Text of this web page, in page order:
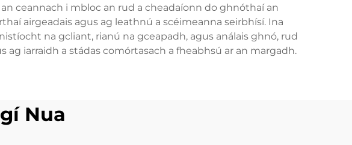
ceannach i mbloc an rud a cheadaíonn do ghnóthaí an
airgeadais agus ag leathnú a scéimeanna seirbhísí. Ina
na gcliant, rianú na gceapadh, agus análais ghnó, rud
iarraidh a stádas comórtasach a fheabhsú ar an margadh.
Nua